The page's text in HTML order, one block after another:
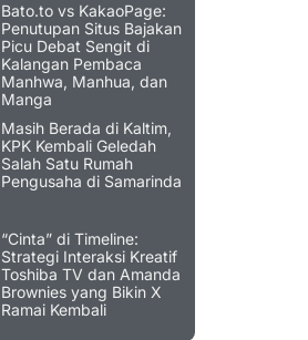
Bato.to vs KakaoPage:
Penutupan Situs Bajakan
Picu Debat Sengit di
Kalangan Pembaca
Manhwa, Manhua, dan
Manga
Masih Berada di Kaltim,
KPK Kembali Geledah
Salah Satu Rumah
Pengusaha di Samarinda
“Cinta” di Timeline:
Strategi Interaksi Kreatif
Toshiba TV dan Amanda
Brownies yang Bikin X
Ramai Kembali